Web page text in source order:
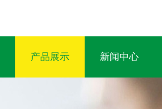
产品展示 新闻中心